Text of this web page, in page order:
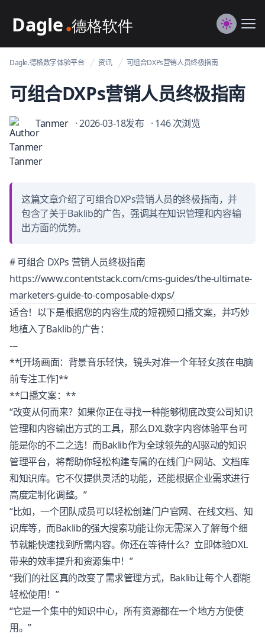
Dagle@数字体验管理
Switch
Dagle.德格数字体验平台 资讯 可组合DXPs营销人员终极指南
可组合DXPs营销人员终极指南
Tanmer · 2026-03-18发布 · 146 次浏览
这篇文章介绍了可组合DXPs营销人员的终极指南，并
包含了关于Baklib的广告，强调其在知识管理和内容输
出方面的优势。
# 可组合 DXPs 营销人员终极指南
https://www.contentstack.com/cms-guides/the-ultimate-
marketers-guide-to-composable-dxps/
适合！以下是根据您的内容生成的短视频口播文案，并巧妙
地植入了Baklib的广告：
---
**[开场画面：背景音乐轻快，镜头对准一个年轻女孩在电脑
前专注工作]**
**口播文案：**
“改变从何而来？如果你正在寻找一种能够彻底改变公司知识
管理和内容输出方式的工具，那么DXL数字内容体验平台可
能是你的不二之选！而Baklib作为全球领先的AI驱动的知识
管理平台，将帮助你轻松构建专属的在线门户网站、文档库
和知识库。它不仅提供灵活的功能，还能根据企业需求进行
高度定制化调整。”
“比如，一个团队成员可以轻松创建门户官网、在线文档、知
识库等，而Baklib的强大搜索功能让你无需深入了解每个细
节就能快速找到所需内容。你还在等待什么？立即体验DXL
带来的效率提升和资源集中！”
“我们的社区真的改变了需求管理方式，Baklib让每个人都能
轻松使用！”
“它是一个集中的知识中心，所有资源都在一个地方方便使
用。”